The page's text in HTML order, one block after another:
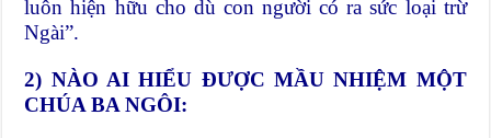
luôn hiện hữu cho dù con người có ra sức loại trừ
Ngài”.
2) NÀO AI HIỂU ĐƯỢC MẦU NHIỆM MỘT
CHÚA BA NGÔI: